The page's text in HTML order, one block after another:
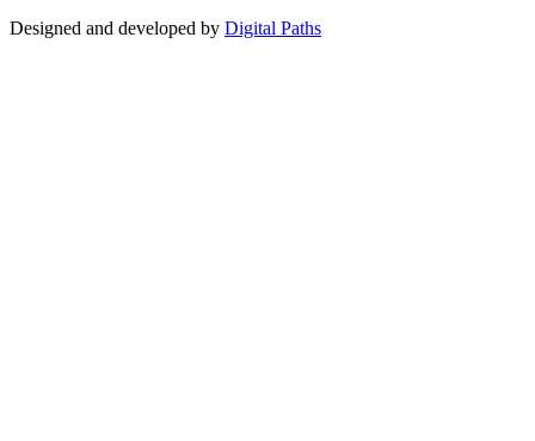
Designed and developed by Digital Paths